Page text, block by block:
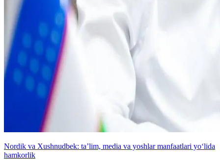
Nordik va Xushnudbek: taʼlim, media va yoshlar manfaatlari yo‘lida
hamkorlik